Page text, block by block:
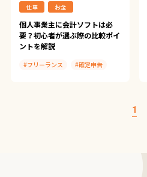
仕事 お金
個人事業主に会計ソフトは必
要？初心者が選ぶ際の比較ポイ
ントを解説
#フリーランス
#確定申告
1